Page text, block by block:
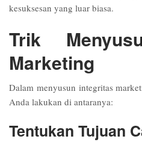
kesuksesan yang luar biasa.
Trik
Marketing
Dalam menyusun integritas
Anda lakukan di antaranya:
Tentukan Tujuan